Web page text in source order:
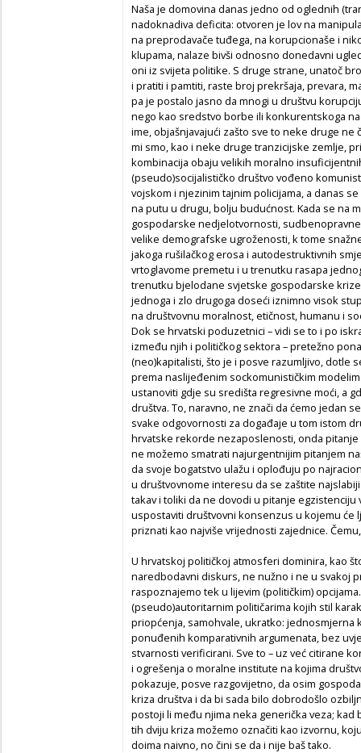
Naša je domovina danas jedno od oglednih
nadoknadiva deficita: otvoren je lov na
na preprodavače tuđega, na korupcionaše i
klupama, nalaze bivši odnosno donedavni
oni iz svijeta politike. S druge strane, unatoč
i pratiti i pamtiti, raste broj prekršaja, prevara,
pa je postalo jasno da mnogi u društvu
nego kao sredstvo borbe ili konkurentskoga
ime, objašnjavajući zašto sve to neke druge
mi smo, kao i neke druge tranzicijske zemlje,
kombinacija obaju velikih moralno
(pseudo)socijalističko društvo vođeno
vojskom i njezinim tajnim policijama, a danas
na putu u drugu, bolju budućnost. Kada se na
gospodarske nedjelotvornosti,
velike demografske ugroženosti, k tome
jakoga rušilačkog erosa i autodestruktivnih
vrtoglavome premetu i u trenutku rasapa
trenutku bjelodane svjetske gospodarske
jednoga i zlo drugoga doseći iznimno visok
na društvovnu moralnost, etičnost, humanu i
Dok se hrvatski poduzetnici – vidi se to i po
između njih i političkog sektora – pretežno
(neo)kapitalisti, što je i posve razumljivo, dotle
prema naslijeđenim sockomunističkim
ustanoviti gdje su središta regresivne moći, a
društva. To, naravno, ne znači da ćemo jedan
svake odgovornosti za događaje u tom istom
hrvatske rekorde nezaposlenosti, onda
ne možemo smatrati najurgentnijim pitanjem
da svoje bogatstvo ulažu i oplođuju po
u društvovnome interesu da se zaštite
takav i toliki da ne dovodi u pitanje egzistenciju
uspostaviti društvovni konsenzus u kojemu će
priznati kao najviše vrijednosti zajednice.
U hrvatskoj političkoj atmosferi dominira, kao
naredbodavni diskurs, ne nužno i ne u svakoj
raspoznajemo tek u lijevim (političkim)
(pseudo)autoritarnim političarima kojih stil
priopćenja, samohvale, ukratko:
ponuđenih komparativnih argumenata, bez
stvarnosti verificirani. Sve to – uz već citirane
i ogrešenja o moralne institute na kojima
pokazuje, posve razgovijetno, da osim
kriza društva i da bi sada bilo dobrodošlo
postoji li među njima neka generička veza;
tih dviju kriza možemo označiti kao izvornu,
doima naivno, no čini se da i nije baš tako.